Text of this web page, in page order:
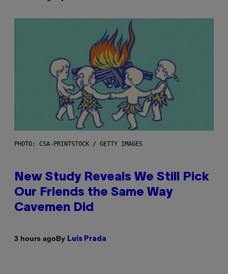
PHOTO: CSA-PRINTSTOCK / GETTY IMAGES
New Study Reveals We Still Pick
Our Friends the Same Way
Cavemen Did
3 hours agoBy Luis Prada